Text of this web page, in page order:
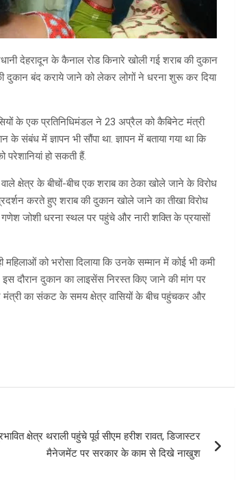
देहरादून के कैनाल रोड किनारे खोली गई शराब की दुकान
दुकान बंद कराये जाने को लेकर लोगों ने धरना शुरू कर दिया
के एक प्रतिनिधिमंडल ने 23 अप्रैल को कैबिनेट मंत्री
संबंध में ज्ञापन भी सौंपा था. ज्ञापन में बताया गया था कि
हो सकती हैं.
क्षेत्र के बीचों-बीच एक शराब का ठेका खोले जाने के विरोध
करते हुए शराब की दुकान खोले जाने का तीखा विरोध
जोशी धरना स्थल पर पहुंचे और नारी शक्ति के प्रयासों
को भरोसा दिलाया कि उनके सम्मान में कोई भी कमी
दौरान दुकान का लाइसेंस निरस्त किए जाने की मांग पर
मंत्री का संकट के समय क्षेत्र वासियों के बीच पहुंचकर और
क्षेत्र थराली पहुंचे पूर्व सीएम हरीश रावत, डिजास्टर
मैनेजमेंट पर सरकार के काम से दिखे नाखुश